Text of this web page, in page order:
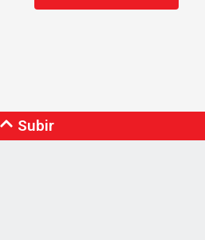
Subir